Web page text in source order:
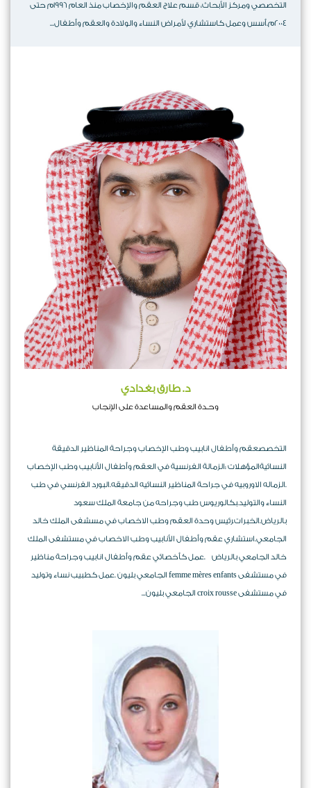
التخصصي ومركز الأبحاث، قسم علاج العقم والإخصاب منذ العام 1996م حتى
2004م.أسس وعمل كاستشاري لأمراض النساء والولادة والعقم وأطفال...
د. طارق بغدادي
وحـدة العقم والمساعدة على الإنجاب
التخصصعقم وأطفال انابيب وطب الإخصاب وجراحة المناظير الدقيقة
النسائيةالمؤهلات :الزمالة الفرنسية في العقم وأطفال الأنابيب وطب الإخصاب
.الزماله الاوروبيه في جراحة المناظير النسائيه الدقيقه.البورد الفرنسي في طب
النساء والتوليد.بكالوريوس طب وجراحه من جامعة الملك سعود
بالرياض.الخبرات.رئيس وحدة العقم وطب الاخصاب في مسشفى الملك خالد
الجامعي.استشاري عقم وأطفال الأنابيب وطب الاخصاب في مستشفى الملك
خالد الجامعي بالرياض .عمل كأخصائي عقم وأطفال انابيب وجراحة مناظير
في مستشفى femme mères enfants الجامعي بليون .عمل كطبيب نساء وتوليد
في مستشفى croix rousse الجامعي بليون...